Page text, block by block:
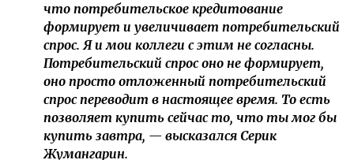
что потребительское кредитование
формирует и увеличивает потребительский
спрос. Я и мои коллеги с этим не согласны.
Потребительский спрос оно не формирует,
оно просто отложенный потребительский
спрос переводит в настоящее время. То есть
позволяет купить сейчас то, что ты мог бы
купить завтра, — высказался Серик
Жумангарин.